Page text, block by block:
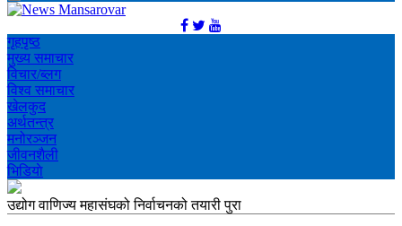
गृहपृष्ठ
मुख्य समाचार
विचार/ब्लग
विश्व समाचार
खेलकुद
अर्थतन्त्र
मनोरञ्‍जन
जीवनशैली
भिडियाे
उद्योग वाणिज्य महासंघको निर्वाचनको तयारी पुरा